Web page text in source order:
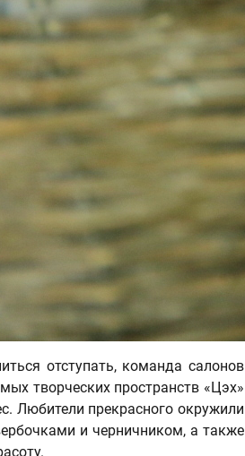
отступать, команда салонов
творческих пространств «Цэх»
Любители прекрасного окружили
и черничником, а также